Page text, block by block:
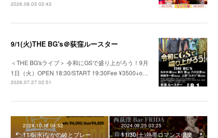
2026.08.03 02:43
9/1(火)THE BG's＠荻窪ルースター
＜THE BG'sライブ＞ 令和にGSで盛り上がろう！9月
1日（火）OPEN 18:30/START 19:30Fee ¥3500+o…
2026.07.27 02:51
2024.10.16 04:52
11/6(水)なかの綾とブレー
2024.09.25 03:25
11/30(土)熱帯ロマンス倶楽